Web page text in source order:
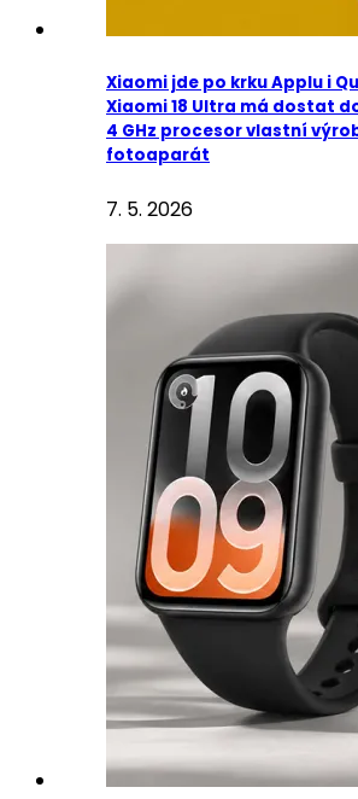
Xiaomi jde po krku Applu i
Xiaomi 18 Ultra má dostat
4 GHz procesor vlastní
fotoaparát
7. 5. 2026